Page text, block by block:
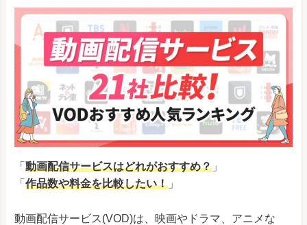
「 動画配信サービスはどれがおすすめ？ 」
「 作品数や料金を比較したい！ 」
動画配信サービス(VOD)は、映画やドラマ、アニメな